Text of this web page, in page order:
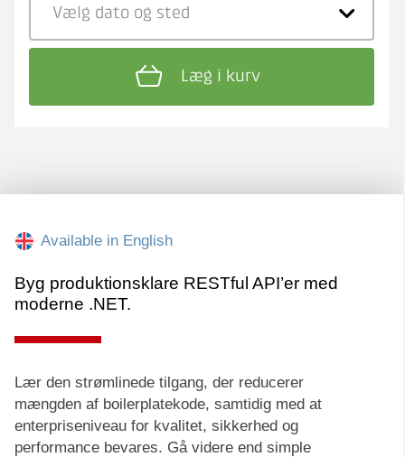
Vælg dato og sted
Læg i kurv
Available in English
Byg produktionsklare RESTful API’er med
moderne .NET.
Lær den strømlinede tilgang, der reducerer
mængden af boilerplatekode, samtidig med at
enterpriseniveau for kvalitet, sikkerhed og
performance bevares. Gå videre end simple